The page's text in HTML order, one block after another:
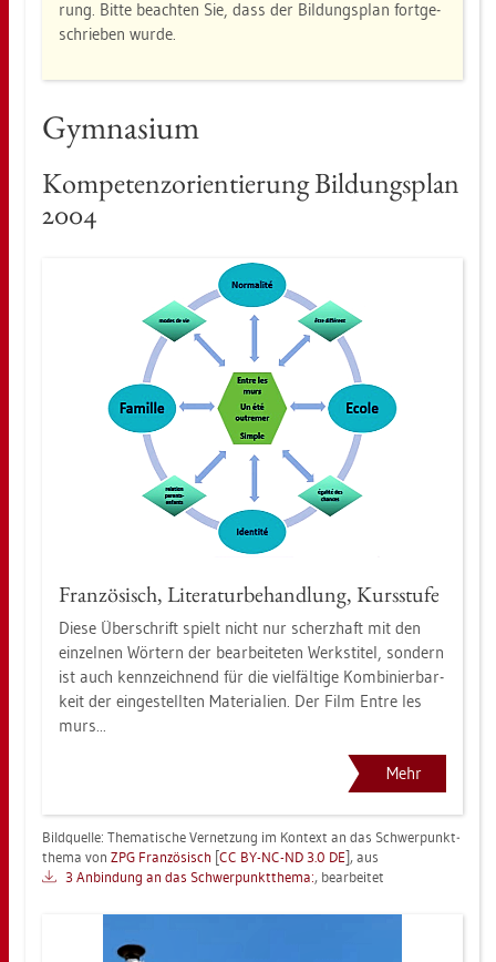
rung. Bitte be­ach­ten Sie, dass der Bil­dungs­plan fort­ge­
schrie­ben wurde.
Gym­na­si­um
Kom­pe­tenz­ori­en­tie­rung Bil­dungs­plan
2004
Fran­zö­sisch, Li­te­ra­tur­be­hand­lung, Kurs­stu­fe
Diese Über­schrift spielt nicht nur scherz­haft mit den
ein­zel­nen Wör­tern der be­ar­bei­te­ten Werk­s­ti­tel, son­dern
ist auch kenn­zeich­nend für die viel­fäl­ti­ge Kom­bi­nier­bar­
keit der ein­ge­stell­ten Ma­te­ria­li­en. Der Film Entre les
murs...
Mehr
Bild­quel­le: The­ma­ti­sche Ver­net­zung im Kon­text an das Schwer­punkt­
the­ma von ZPG Fran­zö­sisch [CC BY-NC-ND 3.0 DE], aus
3 An­bin­dung an das Schwer­punkt­the­ma:, be­ar­bei­tet